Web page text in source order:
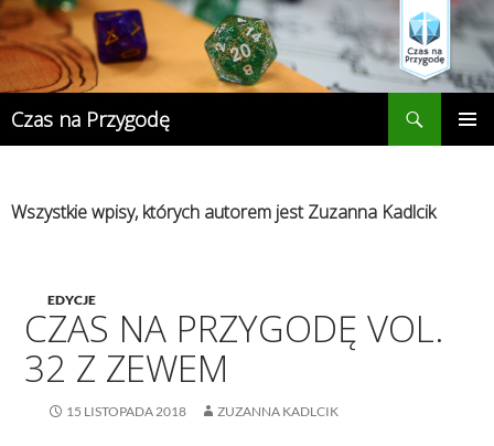
Przejdź
do
treści
Czas na Przygodę
Wszystkie wpisy, których autorem jest Zuzanna Kadlcik
EDYCJE
CZAS NA PRZYGODĘ VOL.
32 Z ZEWEM
15 LISTOPADA 2018 ZUZANNA KADLCIK